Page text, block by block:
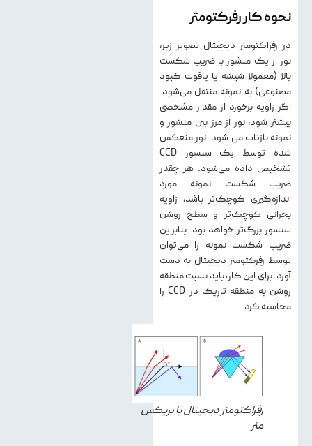
نحوه کار رفرکتومتر
در رفراکتومتر دیجیتال تصویر زیر،
نور از یک منشور با ضریب شکست
بالا (معمولا شیشه یا یاقوت کبود
مصنوعی) به نمونه منتقل می‌شود.
اگر زاویه برخورد از مقدار مشخصی
بیشتر شود، نور از مرز بین منشور و
نمونه بازتاب می شود. نور منعکس
شده توسط یک سنسور CCD
تشخیص داده می‌شود. هر چقدر
ضریب شکست نمونه مورد
اندازه‌گیری کوچک‌تر باشد، زاویه
بحرانی کوچک‌تر و سطح روشن
سنسور بزرگ‌تر خواهد بود. بنابراین
ضریب شکست نمونه را می‌توان
توسط رفرکتومتر دیجیتال به دست
آورد. برای این کار، باید نسبت منطقه
روشن به منطقه تاریک در CCD را
محاسبه کرد.
رفراکتومتر دیجیتال یا بریکس
متر